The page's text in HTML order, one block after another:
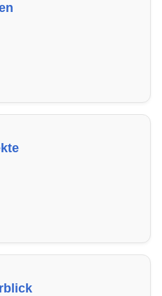
rechtmäßig sind und
optimieren
Ahlen – modern,